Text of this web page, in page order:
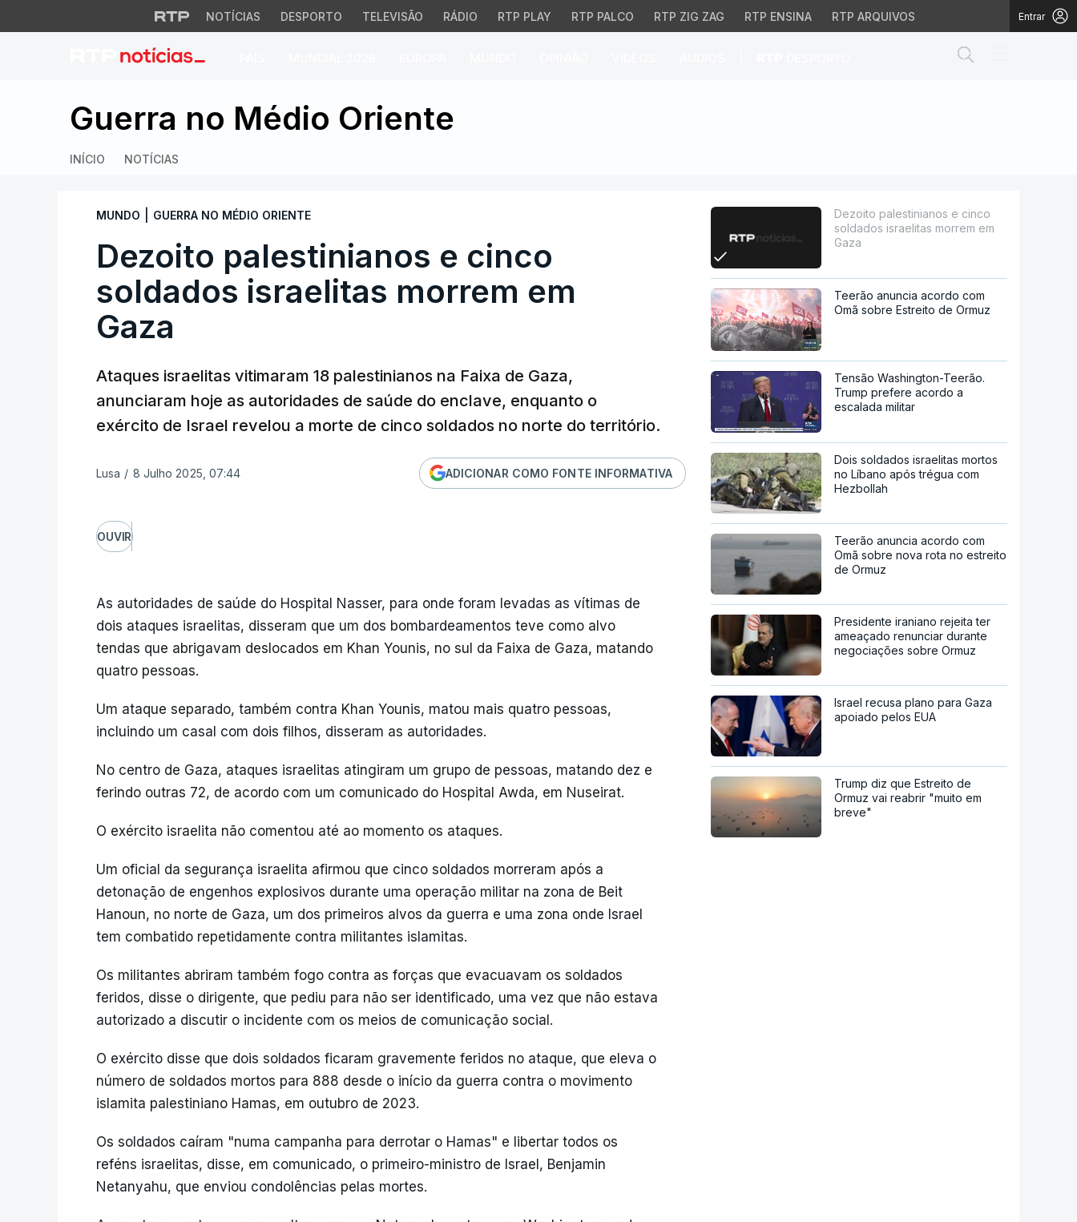
NOTÍCIAS DESPORTO TELEVISÃO RÁDIO RTP PLAY RTP PALCO RTP ZIG ZAG RTP ENSINA RTP ARQUIVOS Entrar
Dezoito palestinianos e cinco soldados israelitas morrem em Gaza
Guerra no Médio Oriente
INÍCIO NOTÍCIAS
MUNDO GUERRA NO MÉDIO ORIENTE
Dezoito palestinianos e cinco
soldados israelitas morrem em
Gaza
Ataques israelitas vitimaram 18 palestinianos na Faixa de Gaza,
anunciaram hoje as autoridades de saúde do enclave, enquanto o
exército de Israel revelou a morte de cinco soldados no norte do território.
Lusa / 8 Julho 2025, 07:44 ADICIONAR COMO FONTE INFORMATIVA
OUVIR
As autoridades de saúde do Hospital Nasser, para onde foram levadas as vítimas de
dois ataques israelitas, disseram que um dos bombardeamentos teve como alvo
tendas que abrigavam deslocados em Khan Younis, no sul da Faixa de Gaza, matando
quatro pessoas.
Um ataque separado, também contra Khan Younis, matou mais quatro pessoas,
incluindo um casal com dois filhos, disseram as autoridades.
No centro de Gaza, ataques israelitas atingiram um grupo de pessoas, matando dez e
ferindo outras 72, de acordo com um comunicado do Hospital Awda, em Nuseirat.
O exército israelita não comentou até ao momento os ataques.
Um oficial da segurança israelita afirmou que cinco soldados morreram após a
detonação de engenhos explosivos durante uma operação militar na zona de Beit
Hanoun, no norte de Gaza, um dos primeiros alvos da guerra e uma zona onde Israel
tem combatido repetidamente contra militantes islamitas.
Os militantes abriram também fogo contra as forças que evacuavam os soldados
feridos, disse o dirigente, que pediu para não ser identificado, uma vez que não estava
autorizado a discutir o incidente com os meios de comunicação social.
O exército disse que dois soldados ficaram gravemente feridos no ataque, que eleva o
número de soldados mortos para 888 desde o início da guerra contra o movimento
islamita palestiniano Hamas, em outubro de 2023.
Os soldados caíram "numa campanha para derrotar o Hamas" e libertar todos os
reféns israelitas, disse, em comunicado, o primeiro-ministro de Israel, Benjamin
Netanyahu, que enviou condolências pelas mortes.
Dezoito palestinianos e cinco
soldados israelitas morrem em
Gaza
Teerão anuncia acordo com
Omã sobre Estreito de Ormuz
Tensão Washington-Teerão.
Trump prefere acordo a
escalada militar
Dois soldados israelitas mortos
no Líbano após trégua com
Hezbollah
Teerão anuncia acordo com
Omã sobre nova rota no estreito
de Ormuz
Presidente iraniano rejeita ter
ameaçado renunciar durante
negociações sobre Ormuz
Israel recusa plano para Gaza
apoiado pelos EUA
Trump diz que Estreito de
Ormuz vai reabrir "muito em
breve"